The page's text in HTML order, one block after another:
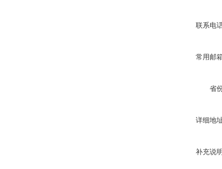
联系电
常用邮
省
详细地
补充说